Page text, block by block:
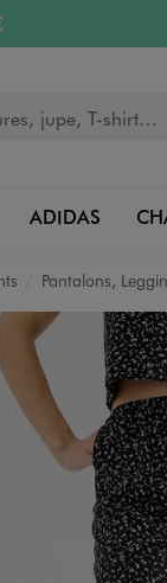
ADIDAS
Pantalons,